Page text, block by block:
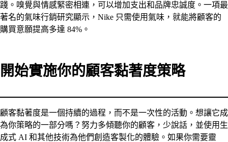
踐。嗅覺與情感緊密相連，可以增加支出和品牌忠誠度。一項最
著名的氣味行銷研究顯示，Nike 只需使用氣味，就能將顧客的
購買意願提高多達 84%。
開始實施你的顧客黏著度策略
顧客黏著度是一個持續的過程，而不是一次性的活動。想讓它成
為你策略的一部分嗎？努力多傾聽你的顧客，少說話，並使用生
成式 AI 和其他技術為他們創造客製化的體驗。如果你需要靈